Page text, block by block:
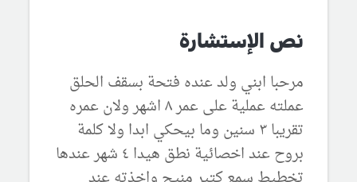
نص الإستشارة
مرحبا ابني ولد عنده فتحة بسقف الحلق
عملته عملية على عمر ٨ اشهر ولان عمره
تقريبا ٣ سنين وما بيحكي ابدا ولا كلمة
بروح عند اخصائية نطق هيدا ٤ شهر عندها